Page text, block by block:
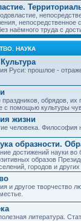
наёмного труда с
НАУКА
Руси: прошлое -
праздников, обрядов,
с помощью культуры
жизни
человека. Философия
образности.
достижений науки
образов
городов и других
и другое творчество
литература.